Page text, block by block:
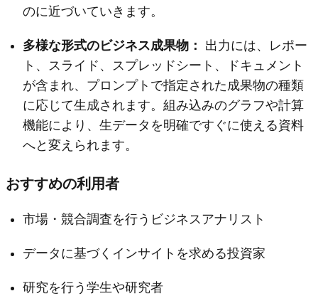
のに近づいていきます。
多様な形式のビジネス成果物：
出力には、レポー
ト、スライド、スプレッドシート、ドキュメント
が含まれ、プロンプトで指定された成果物の種類
に応じて生成されます。組み込みのグラフや計算
機能により、生データを明確ですぐに使える資料
へと変えられます。
おすすめの利用者
市場・競合調査を行うビジネスアナリスト
データに基づくインサイトを求める投資家
研究を行う学生や研究者